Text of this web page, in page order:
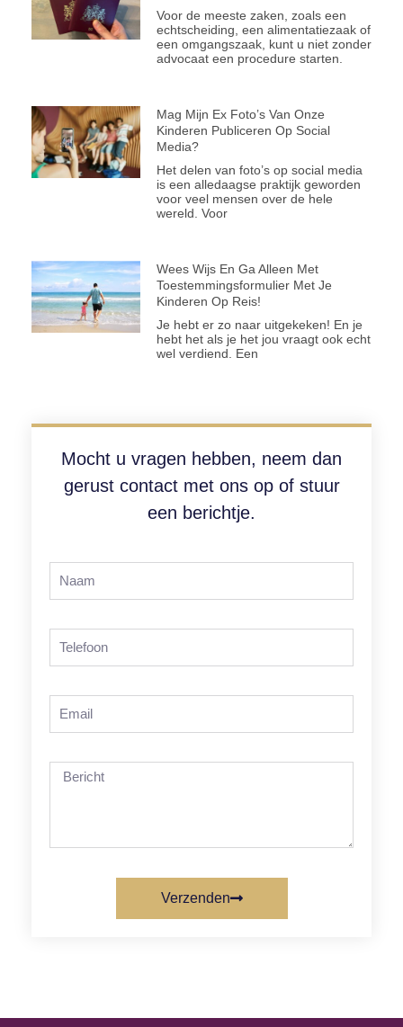
Voor de meeste zaken, zoals een
echtscheiding, een alimentatiezaak of
een omgangszaak, kunt u niet zonder
advocaat een procedure starten.
Mag Mijn Ex Foto’s Van Onze
Kinderen Publiceren Op Social
Media?
Het delen van foto’s op social media
is een alledaagse praktijk geworden
voor veel mensen over de hele
wereld. Voor
Wees Wijs En Ga Alleen Met
Toestemmingsformulier Met Je
Kinderen Op Reis!
Je hebt er zo naar uitgekeken! En je
hebt het als je het jou vraagt ook echt
wel verdiend. Een
Mocht u vragen hebben, neem dan
gerust contact met ons op of stuur
een berichtje.
Verzenden